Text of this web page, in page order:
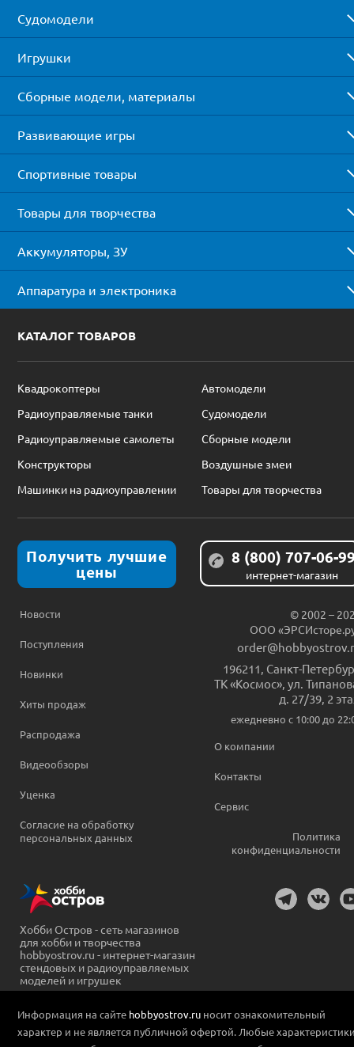
Судомодели
Игрушки
Сборные модели, материалы
Развивающие игры
Спортивные товары
Товары для творчества
Аккумуляторы, ЗУ
Аппаратура и электроника
КАТАЛОГ ТОВАРОВ
Квадрокоптеры
Автомодели
Радиоуправляемые танки
Судомодели
Радиоуправляемые самолеты
Сборные модели
Конструкторы
Воздушные змеи
Машинки на радиоуправлении
Товары для творчества
Получить лучшие
цены
8 (800) 707-06-
интернет-магазин
Новости
Поступления
Новинки
Хиты продаж
Распродажа
Видеообзоры
Уценка
Согласие на обработку
персональных данных
© 2002 –
ООО
196211 Санкт-
ТК «Космос», ул.
д. 27/39, 2
ежедневно c 10:00 до
О компании
Контакты
Сервис
Политика
конфиденциальности
Хобби Остров - сеть магазинов
для хобби и творчества
hobbyostrov.ru - интернет-магазин
стендовых и радиоуправляемых
моделей и игрушек
Информация на сайте hobbyostrov.ru носит ознакомительный
характер и не является публичной офертой. Любые